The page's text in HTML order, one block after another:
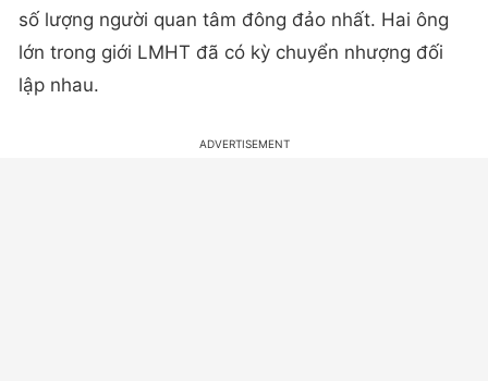
số lượng người quan tâm đông đảo nhất. Hai ông
lớn trong giới LMHT đã có kỳ chuyển nhượng đối
lập nhau.